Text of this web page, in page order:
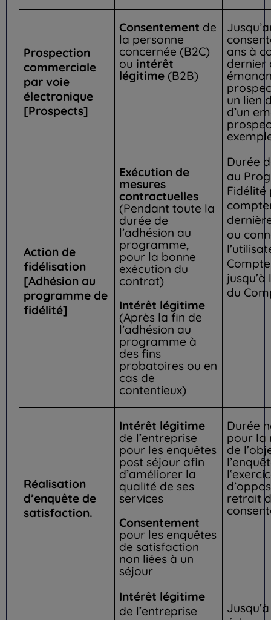
Prospection
commerciale
par voie
électronique
[Prospects]
Consentement de
la personne
concernée (B2C)
ou intérêt
légitime (B2B)
ans à
dernier
un lien
d’un
Action de
fidélisation
[Adhésion au
programme de
fidélité]
Exécution de
mesures
contractuelles
(Pendant toute la
durée de
l’adhésion au
programme,
pour la bonne
exécution du
contrat)
Intérêt légitime
(Après la fin de
l’adhésion au
programme à
des fins
probatoires ou en
cas de
contentieux)
Durée
au
Fidélité
ou
du
Réalisation
d’enquête de
satisfaction.
Intérêt légitime
de l’entreprise
pour les enquêtes
post séjour afin
d’améliorer la
qualité de ses
services
Consentement
pour les enquêtes
de satisfaction
non liées à un
séjour
Durée
pour la
de
retrait
Intérêt légitime
de l’entreprise